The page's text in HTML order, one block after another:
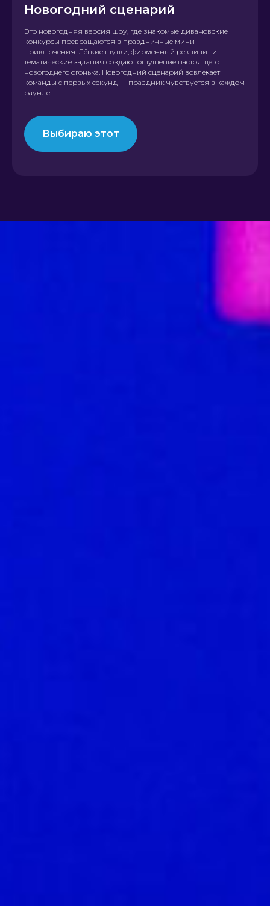
Новогодний сценарий
Это новогодняя версия шоу, где знакомые дивановские
конкурсы превращаются в праздничные мини-
приключения. Лёгкие шутки, фирменный реквизит и
тематические задания создают ощущение настоящего
новогоднего огонька. Новогодний сценарий вовлекает
команды с первых секунд — праздник чувствуется в каждом
раунде.
Выбираю этот